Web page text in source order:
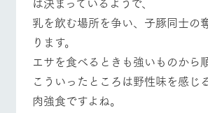
交通アク
セス
よくいた
だく質問
団体のお
客様へ
ペットを
ン
牧場の生産品を
理人が腕を振
い、ビュッフェ
スタイルで提供
物
た生産品を
め、牧場産
品を取り揃
English (Google Translate)
ネットショップ
牧場マップを見る
乳を飲む場所を争い、子豚同士の
ります。
エサを食べるときも強いものから
こういったところは野性味を感じ
肉強食ですよね。